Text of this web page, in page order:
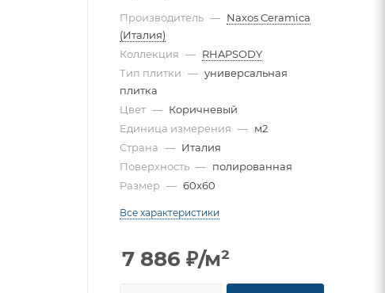
Производитель — Naxos Ceramica
(Италия)
Коллекция — RHAPSODY
Тип плитки — универсальная
плитка
Цвет — Коричневый
Единица измерения — м2
Страна — Италия
Поверхность — полированная
Размер — 60x60
Все характеристики
7 886 ₽/м²